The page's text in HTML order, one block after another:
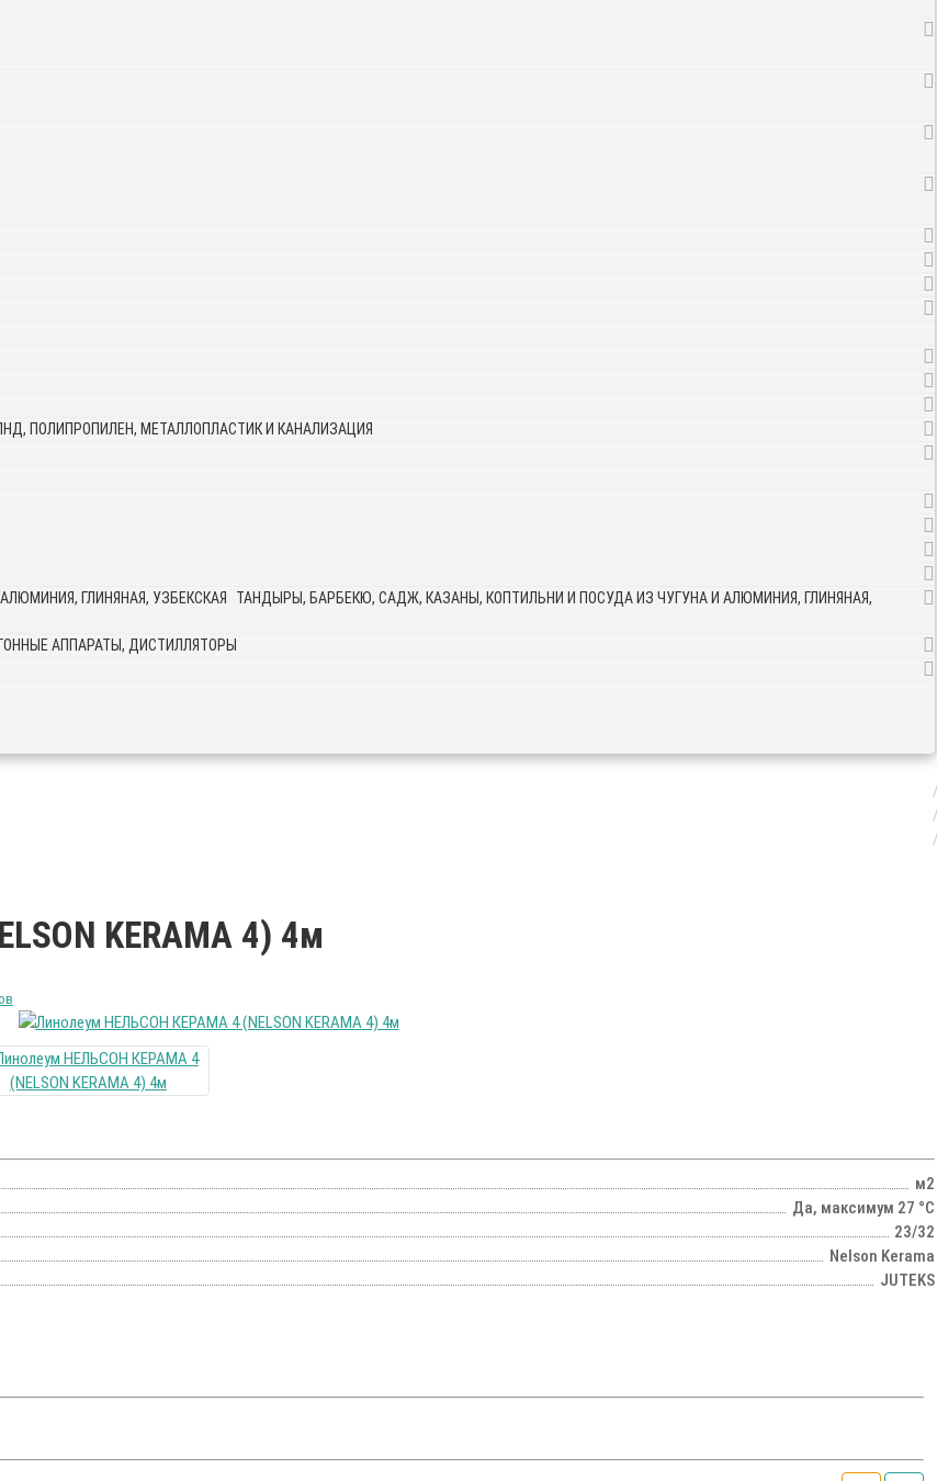
ПОЛИПРОПИЛЕН, МЕТАЛЛОПЛАСТИК И КАНАЛИЗАЦИЯ
ТАНДЫРЫ, БАРБЕКЮ, САДЖ, КАЗАНЫ, КОПТИЛЬНИ И ПОСУДА ИЗ ЧУГУНА И АЛЮМИНИЯ, ГЛИНЯНАЯ,
АППАРАТЫ, ДИСТИЛЛЯТОРЫ
KERAMA 4) 4м
м2
Да, максимум 27 °C
23/32
Nelson Kerama
JUTEKS